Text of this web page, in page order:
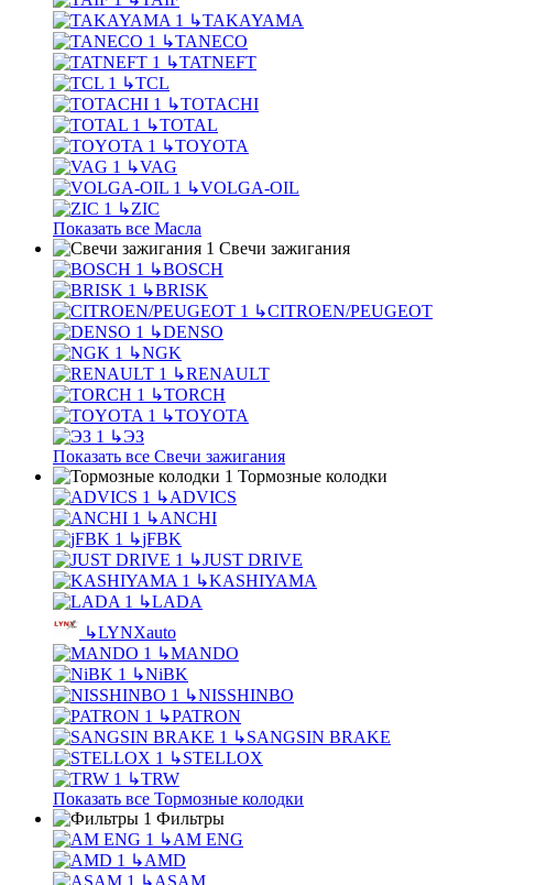
↳TAKAYAMA
↳TANECO
↳TATNEFT
↳TCL
↳TOTACHI
↳TOTAL
↳TOYOTA
↳VAG
↳VOLGA-OIL
↳ZIC
Показать все Масла
Свечи зажигания
↳BOSCH
↳BRISK
↳CITROEN/PEUGEOT
↳DENSO
↳NGK
↳RENAULT
↳TORCH
↳TOYOTA
↳ЭЗ
Показать все Свечи зажигания
Тормозные колодки
↳ADVICS
↳ANCHI
↳jFBK
↳JUST DRIVE
↳KASHIYAMA
↳LADA
↳LYNXauto
↳MANDO
↳NiBK
↳NISSHINBO
↳PATRON
↳SANGSIN BRAKE
↳STELLOX
↳TRW
Показать все Тормозные колодки
Фильтры
↳AM ENG
↳AMD
↳ ASAM